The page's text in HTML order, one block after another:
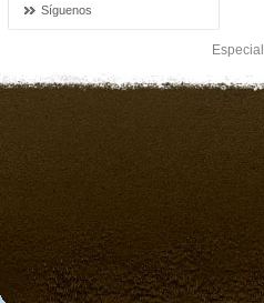
Síguenos